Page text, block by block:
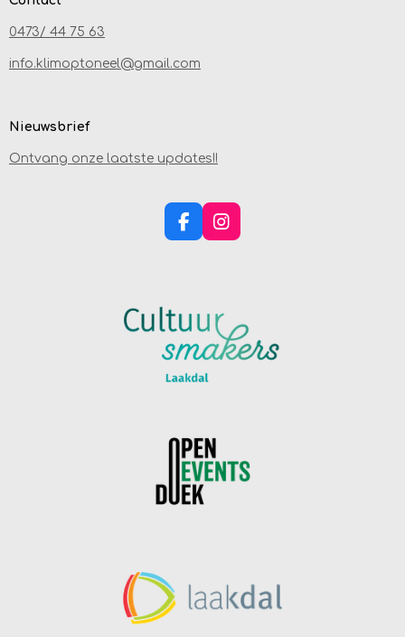
0473/ 44 75 63
info.klimoptoneel@gmail.com
Nieuwsbrief
Ontvang onze laatste updates!!
F
A
O
O
K
I
N
G
R
A
M